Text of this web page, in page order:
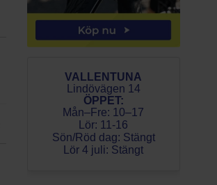
VALLENTUNA
Lindövägen 14
ÖPPET:
Mån–Fre: 10–17
Lör: 11-16
Sön/Röd dag: Stängt
Lör 4 juli: Stängt